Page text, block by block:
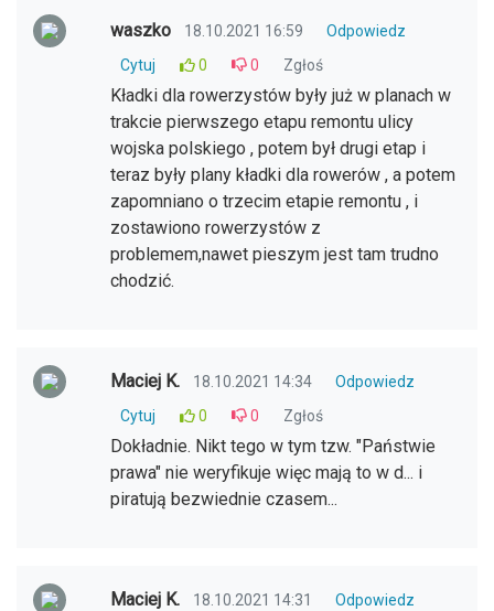
waszko 18.10.2021 16:59
Odpowiedz
Cytuj
0 0 Zgłoś
Kładki dla rowerzystów były już w planach w
trakcie pierwszego etapu remontu ulicy
wojska polskiego , potem był drugi etap i
teraz były plany kładki dla rowerów , a potem
zapomniano o trzecim etapie remontu , i
zostawiono rowerzystów z
problemem,nawet pieszym jest tam trudno
chodzić.
Maciej K. 18.10.2021 14:34
Odpowiedz
Cytuj
0 0 Zgłoś
Dokładnie. Nikt tego w tym tzw. "Państwie
prawa" nie weryfikuje więc mają to w d... i
piratują bezwiednie czasem...
Maciej K. 18.10.2021 14:31 Odpowiedz